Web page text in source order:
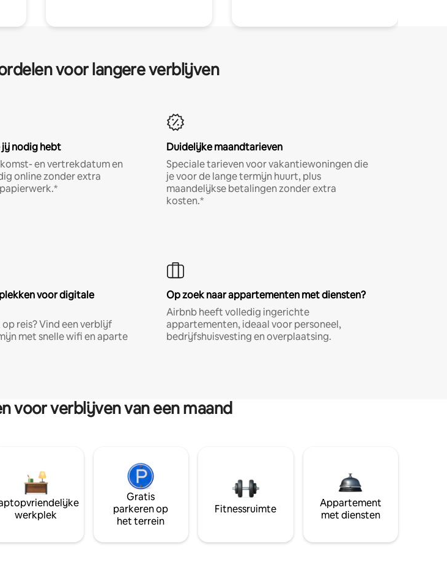
voor langere verblijven
nodig hebt
en vertrekdatum en
online zonder extra
Duidelijke maandtarieven
Speciale tarieven voor vakantiewoningen die
je voor de lange termijn huurt, plus
maandelijkse betalingen zonder extra
kosten.*
voor digitale
reis? Vind een verblijf
met snelle wifi en aparte
Op zoek naar appartementen met diensten?
Airbnb heeft volledig ingerichte
appartementen, ideaal voor personeel,
bedrijfshuisvesting en overplaatsing.
voor verblijven van een maand
werkplek
Gratis
parkeren op
het terrein
Fitnessruimte
Appartement
met diensten